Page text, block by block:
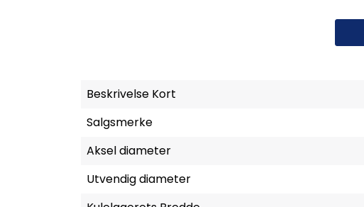
Beskrivelse Kort
Salgsmerke
Aksel diameter
Utvendig diameter